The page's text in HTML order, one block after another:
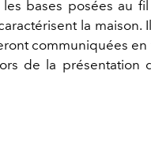
bases posées au
la maison.
communiquées en
de la présentation